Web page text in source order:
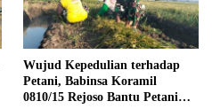
Wujud Kepedulian terhadap
Petani, Babinsa Koramil
0810/15 Rejoso Bantu Petani